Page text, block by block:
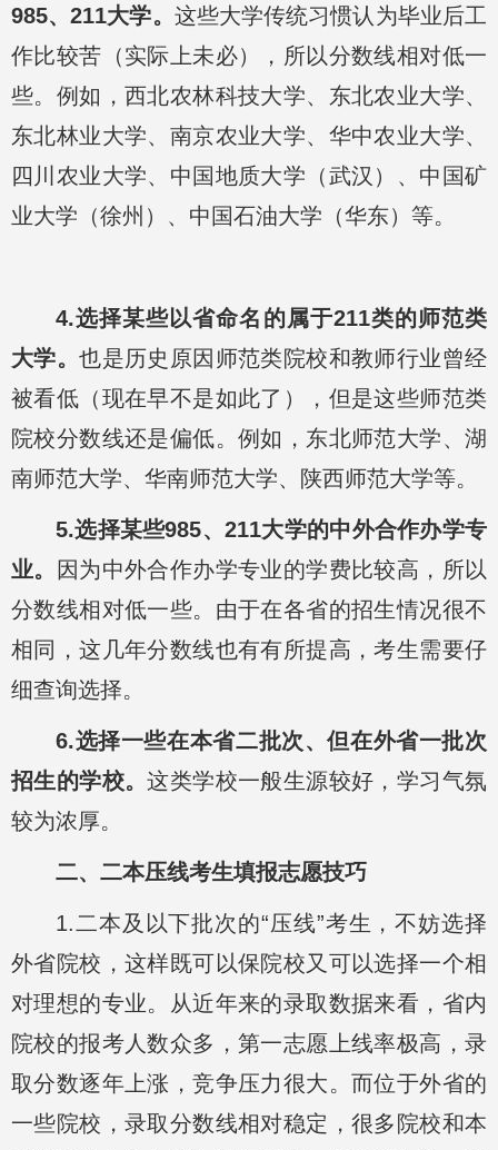
985、211大学。 这些大学传统习惯认为毕业后工
作比较苦（实际上未必），所以分数线相对低一
些。例如，西北农林科技大学、东北农业大学、
东北林业大学、南京农业大学、华中农业大学、
四川农业大学、中国地质大学（武汉）、中国矿
业大学（徐州）、中国石油大学（华东）等。
4.选择某些以省命名的属于211类的师范类
大学。也是历史原因师范类院校和教师行业曾经
被看低（现在早不是如此了），但是这些师范类
院校分数线还是偏低。例如，东北师范大学、湖
南师范大学、华南师范大学、陕西师范大学等。
5.选择某些985、211大学的中外合作办学专
业。
因为中外合作办学专业的学费比较高，所以
分数线相对低一些。由于在各省的招生情况很不
相同，这几年分数线也有有所提高，考生需要仔
细查询选择。
6.选择一些在本省二批次、但在外省一批次
招生的学校。这类学校一般生源较好，学习气氛
较为浓厚。
二、二本压线考生填报志愿技巧
1.二本及以下批次的“压线”考生，不妨选择
外省院校，这样既可以保院校又可以选择一个相
对理想的专业。从近年来的录取数据来看，省内
院校的报考人数众多，第一志愿上线率极高，录
取分数逐年上涨，竞争压力很大。而位于外省的
一些院校，录取分数线相对稳定，很多院校和本